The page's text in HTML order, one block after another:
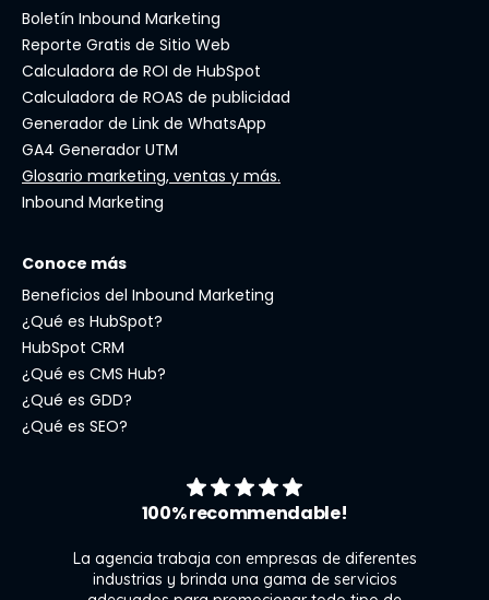
Boletín Inbound Marketing
Reporte Gratis de Sitio Web
Calculadora de ROI de HubSpot
Calculadora de ROAS de publicidad
Generador de Link de WhatsApp
GA4 Generador UTM
Glosario marketing, ventas y más.
Inbound Marketing
Conoce más
Beneficios del Inbound Marketing
¿Qué es HubSpot?
HubSpot CRM
¿Qué es CMS Hub?
¿Qué es GDD?
¿Qué es SEO?
100% recommendable!
La agencia trabaja con empresas de diferentes
industrias y brinda una gama de servicios